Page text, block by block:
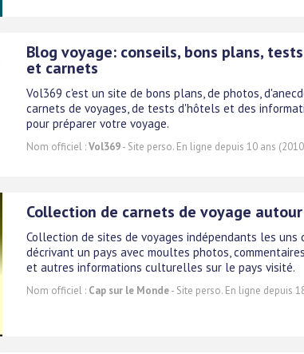
Blog voyage: conseils, bons plans,
et carnets
Vol369 c'est un site de bons plans, de photos,
carnets de voyages, de tests d'hôtels et des
pour préparer votre voyage.
Nom officiel :Vol369- Site perso. En ligne depuis 10 ans
Collection de carnets de voyage
Collection de sites de voyages indépendants les uns
décrivant un pays avec moultes photos,
et autres informations culturelles sur le pays visité.
Nom officiel : Cap sur le Monde- Site perso. En ligne depuis